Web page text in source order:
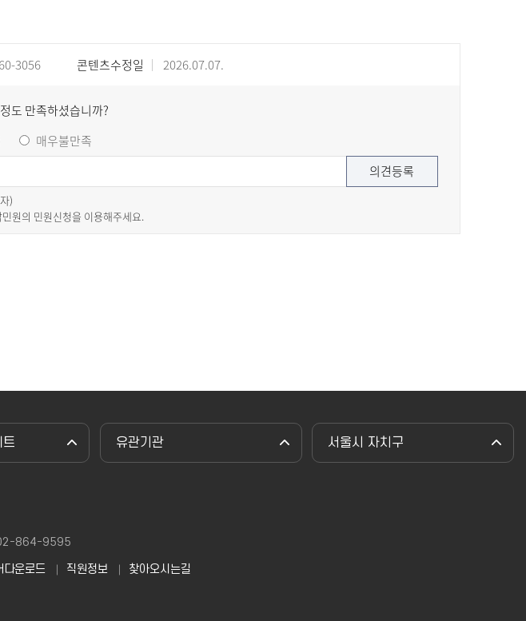
3056 콘텐츠수정일 2026.07.07.
도 만족하셨습니까?
매우불만족
)
원의 민원신청을 이용해주세요.
트 유관기관 서울시 자치구
864-9595
다운로드 직원정보 찾아오시는길